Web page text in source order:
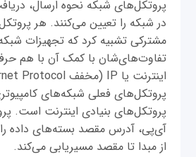
پروتکل‌های شبکه نحوه ارسال،
در شبکه را تعیین می‌کنند. هر
مشترکی تشبیه کرد که تجهیزات
تفاوت‌های‌شان با کمک آن با هم
پروتکل‌های فعلی شبکه‌های
پروتکل‌های بنیادی اینترنت است.
آی‌پی، آدرس مقصد بسته‌های داده
از مبدا تا مقصد مسیریابی می‌کند.